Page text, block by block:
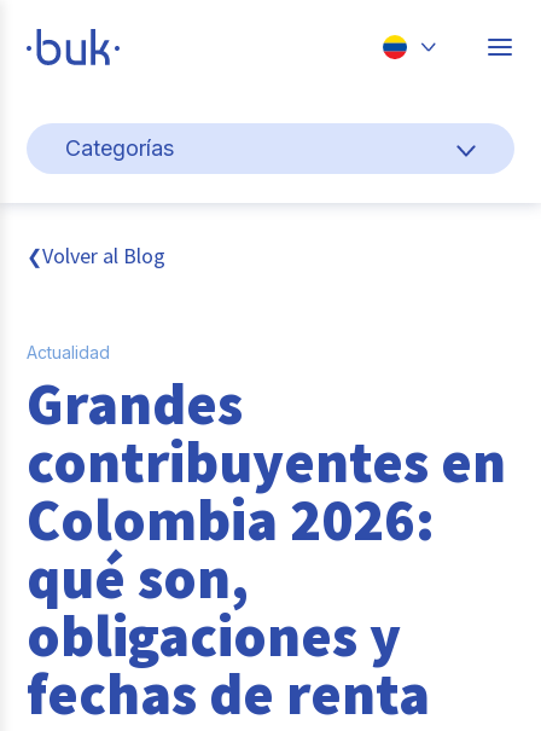
Perú
Categorías
Cultura y bienestar laboral
Gestión de personas
Pago de nómina
Buk
Transformación digital
Tendencias y Data
Reclutamiento y Selección
Casos de éxito
Columna del Experto
❮Volver al Blog
Actualidad
Grandes
contribuyentes en
Colombia 2026:
qué son,
obligaciones y
fechas de renta